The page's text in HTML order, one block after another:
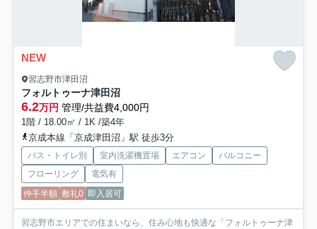
NEW
習志野市津田沼
フォルトゥーナ津田沼
6.2万円 管理/共益費4,000円
1階 / 18.00㎡ / 1K /築4年
京成本線「京成津田沼」駅 徒歩3分
バス・トイレ別 室内洗濯機置場 エアコン
バルコニー
フローリング
電気有
仲手半額 敷礼0 即入居可
習志野市エリアでの住まいなら、住み心地も快適な「フォルトゥーナ津